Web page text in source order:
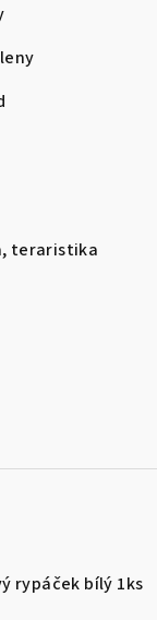
teraristika
rypáček bílý 1ks